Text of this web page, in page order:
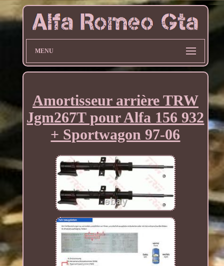
MENU
Amortisseur arrière TRW
Jgm267T pour Alfa 156 932
+ Sportwagon 97-06